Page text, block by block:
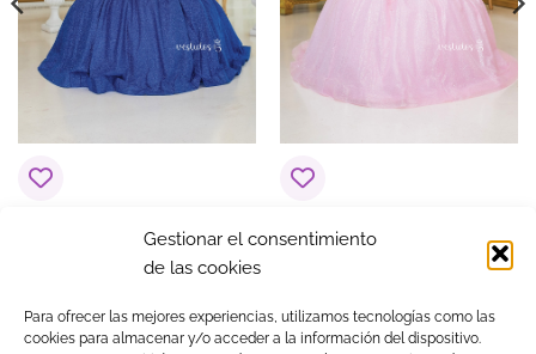
Gestionar el consentimiento
de las cookies
Para ofrecer las mejores experiencias, utilizamos tecnologías como las
cookies para almacenar y/o acceder a la información del dispositivo.
Vestido de 15 años
Eterna Azul Rey con
900,00
Vestido de 15 años
Elegancia Rosa Palo /
900,00